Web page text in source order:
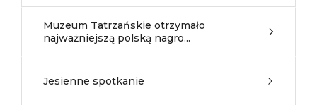
Muzeum Tatrzańskie otrzymało
najważniejszą polską nagro...
Jesienne spotkanie